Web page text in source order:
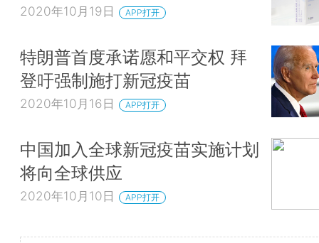
2020年10月19日 APP打开
特朗普首度承诺愿和平交权 拜
登吁强制施打新冠疫苗
2020年10月16日 APP打开
中国加入全球新冠疫苗实施计划
将向全球供应
2020年10月10日 APP打开